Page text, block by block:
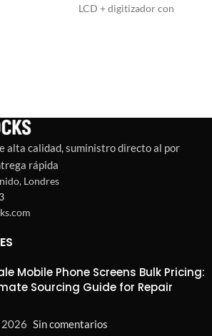
LCD + digitizador con
alta calidad, suministro directo al por
rápida
Londres
Mobile Phone Screens Bulk Pricing:
Sourcing Guide for Repair
2026 Sin comentarios